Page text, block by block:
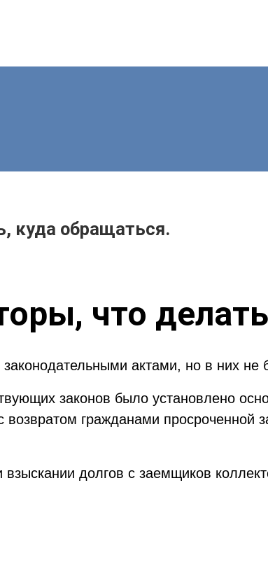
куда обращаться.
что
актами, но в них не
законов было установлено
возвратом гражданами просроченной
взыскании долгов с заемщиков